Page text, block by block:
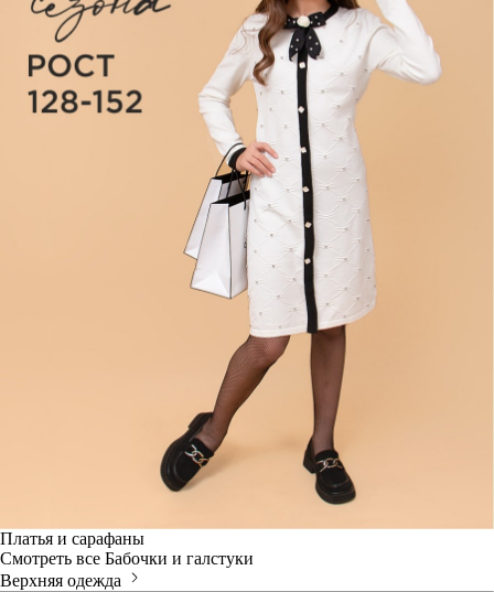
Платья и сарафаны
Смотреть все Бабочки и галстуки
Верхняя одежда